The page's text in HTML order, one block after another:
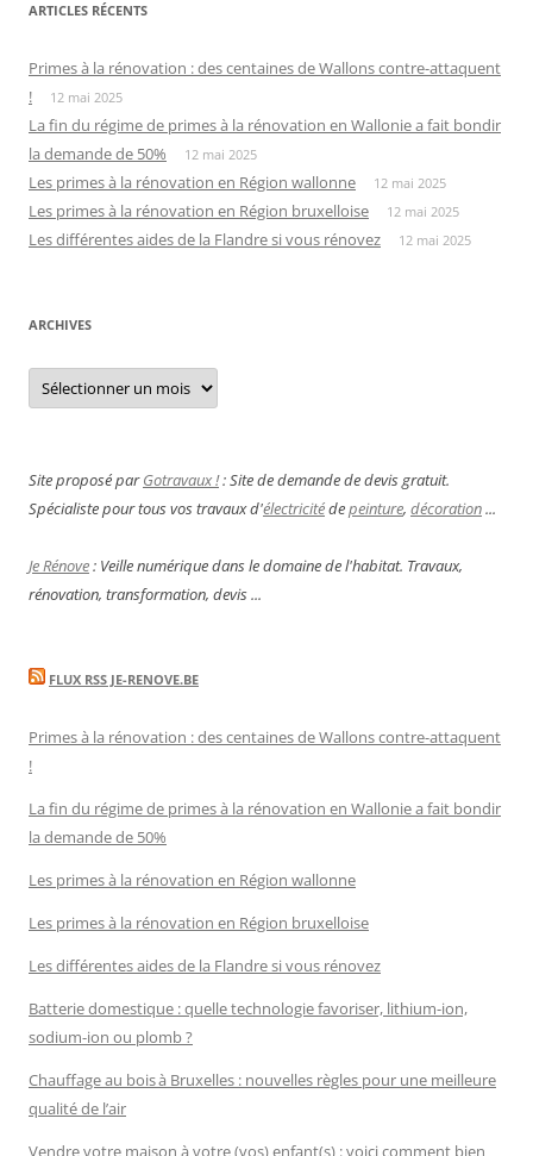
ARTICLES RÉCENTS
Primes à la rénovation : des centaines de Wallons contre-attaquent
!
12 mai 2025
La fin du régime de primes à la rénovation en Wallonie a fait bondir
la demande de 50%
12 mai 2025
Les primes à la rénovation en Région wallonne 12 mai 2025
Les primes à la rénovation en Région bruxelloise 12 mai 2025
Les différentes aides de la Flandre si vous rénovez 12 mai 2025
ARCHIVES
Archives
Site proposé parGotravaux !: Site de demande de devis gratuit.
Spécialiste pour tous vos travaux d'électricitédepeinture, décoration...
Je Rénove: Veille numérique dans le domaine de l'habitat. Travaux,
rénovation, transformation, devis ...
FLUX RSS JE-RENOVE.BE
Primes à la rénovation : des centaines de Wallons contre-attaquent
!
La fin du régime de primes à la rénovation en Wallonie a fait bondir
la demande de 50%
Les primes à la rénovation en Région wallonne
Les primes à la rénovation en Région bruxelloise
Les différentes aides de la Flandre si vous rénovez
Batterie domestique : quelle technologie favoriser, lithium-ion,
sodium-ion ou plomb ?
Chauffage au bois à Bruxelles : nouvelles règles pour une meilleure
qualité de l’air
Vendre votre maison à votre (vos) enfant(s) : voici comment bien